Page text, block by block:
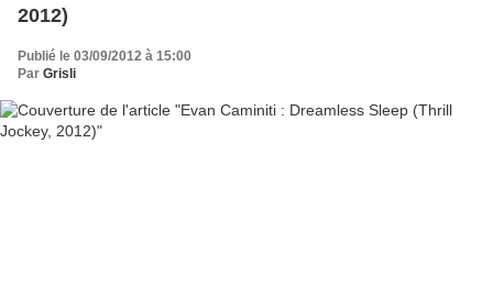
2012)
Publié le 03/09/2012 à 15:00
Par Grisli